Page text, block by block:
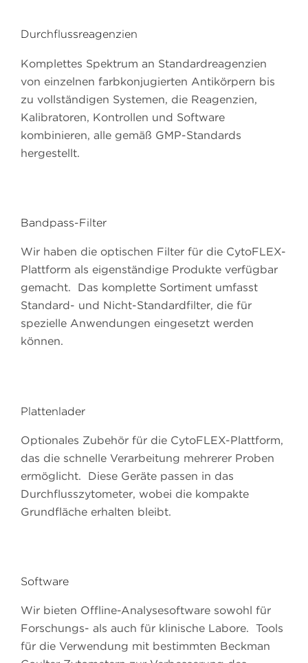
Durchflussreagenzien
Komplettes Spektrum an Standardreagenzien
von einzelnen farbkonjugierten Antikörpern bis
zu vollständigen Systemen, die Reagenzien,
Kalibratoren, Kontrollen und Software
kombinieren, alle gemäß GMP-Standards
hergestellt.
Bandpass-Filter
Wir haben die optischen Filter für die CytoFLEX-
Plattform als eigenständige Produkte verfügbar
gemacht. Das komplette Sortiment umfasst
Standard- und Nicht-Standardfilter, die für
spezielle Anwendungen eingesetzt werden
können.
Plattenlader
Optionales Zubehör für die CytoFLEX-Plattform,
das die schnelle Verarbeitung mehrerer Proben
ermöglicht. Diese Geräte passen in das
Durchflusszytometer, wobei die kompakte
Grundfläche erhalten bleibt.
Software
Wir bieten Offline-Analysesoftware sowohl für
Forschungs- als auch für klinische Labore. Tools
für die Verwendung mit bestimmten Beckman